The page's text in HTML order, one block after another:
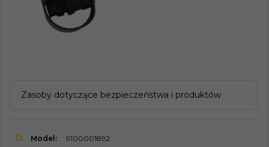
Zasoby dotyczące bezpieczeństwa i produktów
Model: 9100001892